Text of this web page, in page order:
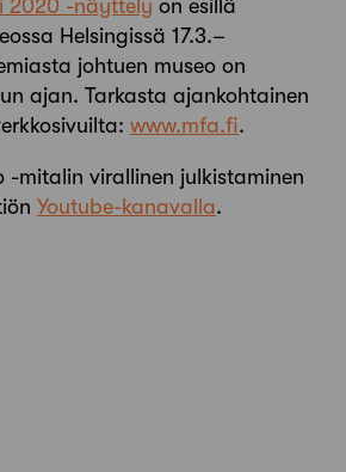
2020 -näyttely on esillä
Helsingissä 17.3.–
johtuen museo on
ajan. Tarkasta ajankohtainen
www.mfa.fi.
-mitalin virallinen julkistaminen
Youtube-kanavalla.